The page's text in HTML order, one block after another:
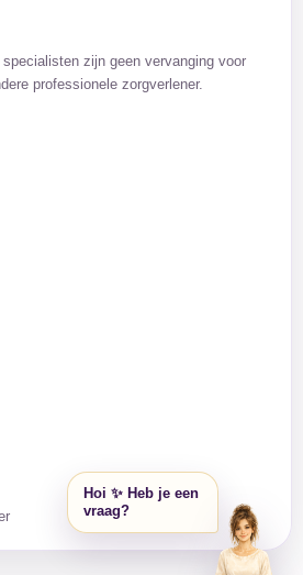
zijn geen vervanging voor
professionele zorgverlener.
Hoi ✨ Heb je een
vraag?